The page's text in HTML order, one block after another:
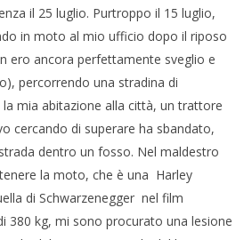
il 25 luglio. Purtroppo il 15 luglio,
in moto al mio ufficio dopo il riposo
ero ancora perfettamente sveglio e
percorrendo una stradina di
mia abitazione alla città, un trattore
cercando di superare ha sbandato,
dentro un fosso. Nel maldestro
la moto, che è una Harley
di Schwarzenegger nel film
380 kg, mi sono procurato una lesione